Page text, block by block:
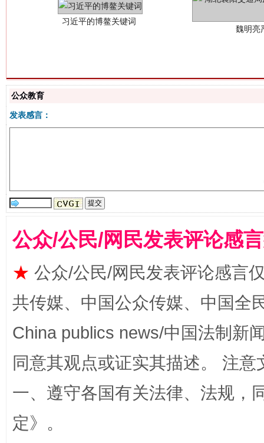
公众教育
发表感言：
公众/公民/网民发表评论感
★ 公众/公民/网民发表评论感言
共传媒、中国公众传媒、中国全
China publics news/中国法制新
同意其观点或证实其描述。 注
一、遵守各国有关法律、法规，
定》。